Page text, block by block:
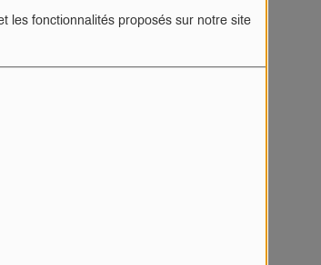
les fonctionnalités proposés sur notre site